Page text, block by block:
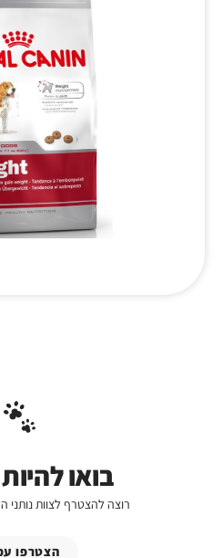
בואו
רוצה להצטרף לצוות נותני
הצטרפו